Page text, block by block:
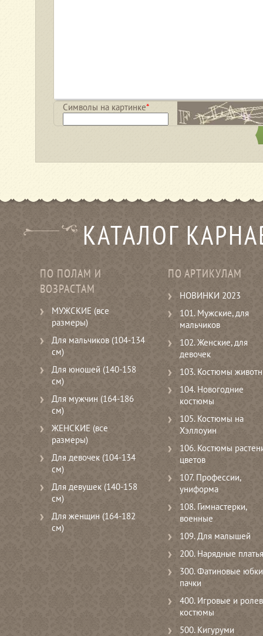
Символы на картинке*
КАТАЛОГ
ПО ПОЛАМ И
ВОЗРАСТАМ
МУЖСКИЕ (все
размеры)
Для мальчиков (104-134
см)
Для юношей (140-158
см)
Для мужчин (164-186
см)
ЖЕНСКИЕ (все
размеры)
Для девочек (104-134
см)
Для девушек (140-158
см)
Для женщин (164-182
см)
ПО АРТИКУЛАМ
НОВИНКИ 2023
101. Мужские, для
мальчиков
102. Женские, для
девочек
103. Костюмы
104. Новогодние
костюмы
105. Костюмы на
Хэллоуин
106. Костюмы
цветов
107. Профессии,
униформа
108. Гимнастерки,
военные
109. Для малышей
200. Нарядные
300. Фатиновые
пачки
400. Игровые и
костюмы
500. Кигуруми